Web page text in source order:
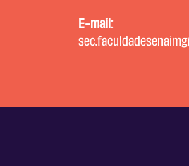
E-mail: